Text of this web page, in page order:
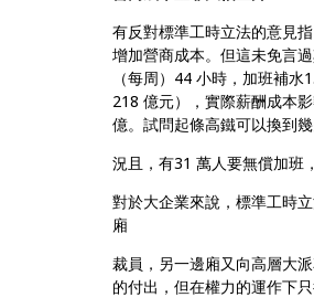
有反對標準工時立法的意見
增加營商成本。但這未免言
（每周）44 小時，加班補
218 億元），實際薪酬成本
億。試問起條高鐵可以換到
況且，有31 萬人要無償加班
對於大企業來說，標準工時
廂
裁員，另一邊廂又向高層大
的付出，但在權力的運作下